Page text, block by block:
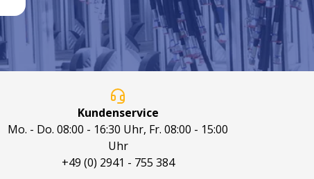
Kundenservice
Mo. - Do. 08:00 - 16:30 Uhr, Fr. 08:00 - 15:00
Uhr
+49 (0) 2941 - 755 384